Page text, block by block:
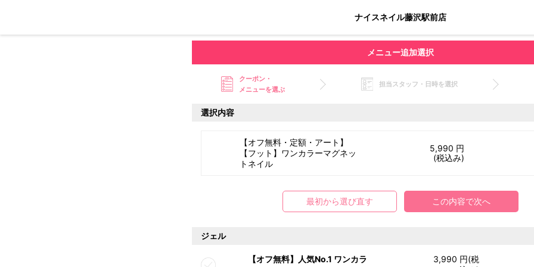
ナイスネイル藤沢駅前店
メニュー追加選択
クーポン・
メニューを選ぶ
担当スタッフ・日時を選択
選択内容
【オフ無料・定額・アート】
【フット】ワンカラーマグネッ
トネイル
5,990 円
(税込み)
最初から選び直す この内容で次へ
ジェル
【オフ無料】人気No.1 ワンカラ
3,990 円(税